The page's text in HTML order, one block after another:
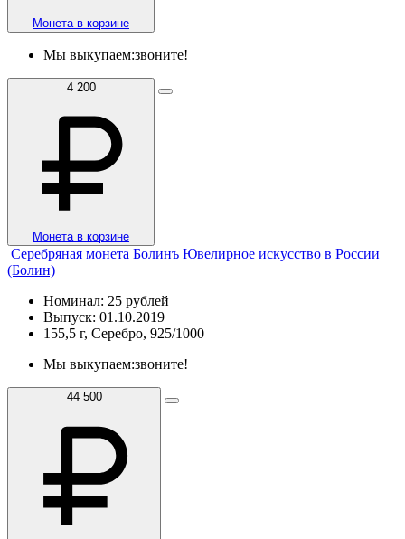
Монета в корзине
Мы выкупаем:звоните!
4 200
Монета в корзине
Серебряная монета Болинъ Ювелирное искусство в России
(Болин)
Номинал: 25 рублей
Выпуск: 01.10.2019
155,5 г, Серебро, 925/1000
Мы выкупаем:звоните!
44 500